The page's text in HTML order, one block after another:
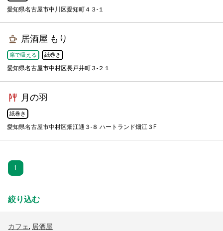
愛知県名古屋市中川区愛知町４３-１
居酒屋 もり
席で吸える 紙巻き
愛知県名古屋市中村区長戸井町３-２１
月の羽
紙巻き
愛知県名古屋市中村区畑江通３-８ ハートランド畑江３F
1
絞り込む
カフェ, 居酒屋